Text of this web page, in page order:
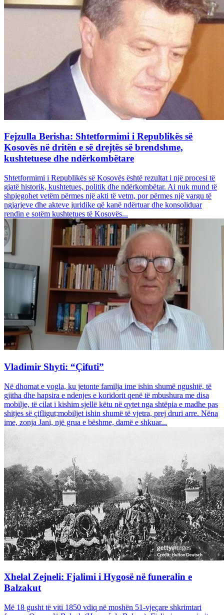
Fejzulla Berisha: Shtetformimi i Republikës së
Kosovës në dritën e së drejtës së brendshme,
kushtetuese dhe ndërkombëtare
Shtetformimi i Republikës së Kosovës është rezultat i një procesi të
gjatë historik, kushtetues, politik dhe ndërkombëtar. Ai nuk mund të
shpjegohet vetëm përmes një akti të vetm, por përmes një vargu të
ngjarjeve dhe akteve juridike që kanë ndërtuar dhe konsoliduar
rendin e sotëm kushtetues të Kosovës...
Vladimir Shyti: “Çifuti”
Në dhomat e vogla, ku jetonte familja ime ishin shumë ngushtë, të
gjitha dhe hapsira e ndenjes e koridorit qenë të mbushura me disa
mobilje, të cilat i kishim sjellë këtu në qytet nga shtëpia e madhe pas
shitjes së çifligut;mobiljet ishin shumë të vjetra, prej druri arre. Nëna
ime, zonja Jani, një grua e bëshme, damë e shkuar...
Xhelal Zejneli: Fjalimi i Hygosë në funeralin e
Balzakut
Më 18 gusht të viti 1850 vdiq në moshën 51-vjeçare shkrimtari